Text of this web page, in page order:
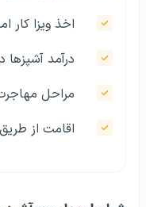
اخذ ویزا کار
درآمد آشپزها
مراحل
اقامت از